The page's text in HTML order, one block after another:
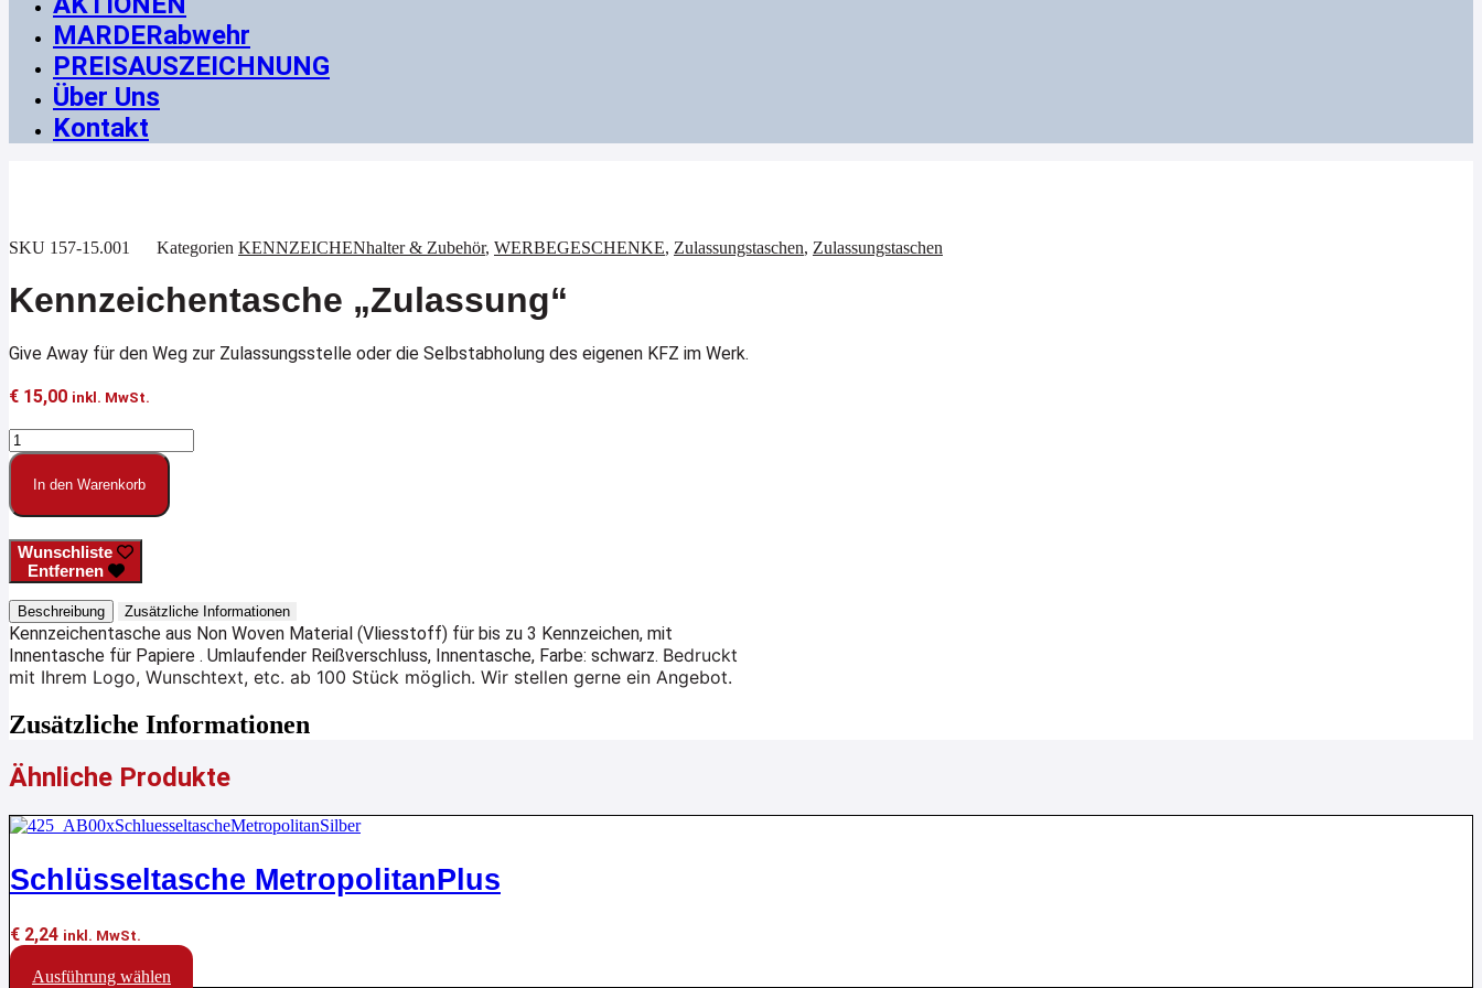
MARDERabwehr
PREISAUSZEICHNUNG
Über Uns
Kontakt
SKU 157-15.001 Kategorien KENNZEICHENhalter & Zubehör, WERBEGESCHENKE, Zulassungstaschen, Zulassungstaschen
Kennzeichentasche „Zulassung“
Give Away für den Weg zur Zulassungsstelle oder die Selbstabholung des eigenen KFZ im Werk.
€ 15,00 inkl. MwSt.
Kennzeichentasche
"Zulassung"
MengeIn den Warenkorb
Wunschliste
Entfernen
Beschreibung Zusätzliche Informationen
Kennzeichentasche aus Non Woven Material (Vliesstoff) für bis zu 3 Kennzeichen, mit
Innentasche für Papiere . Umlaufender Reißverschluss, Innentasche, Farbe: schwarz. Bedruckt
mit Ihrem Logo, Wunschtext, etc. ab 100 Stück möglich. Wir stellen gerne ein Angebot.
Zusätzliche Informationen
Ähnliche Produkte
Schlüsseltasche MetropolitanPlus
€ 2,24 inkl. MwSt.
Ausführung wählen